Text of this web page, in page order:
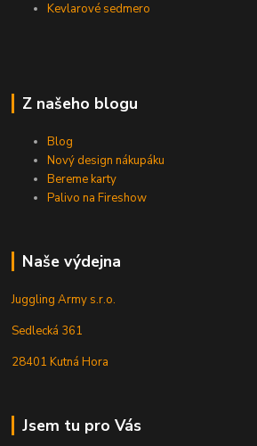
Kevlarové sedmero
Z našeho blogu
Blog
Nový design nákupáku
Bereme karty
Palivo na Fireshow
Naše výdejna
Juggling Army s.r.o.
Sedlecká 361
28401 Kutná Hora
Jsem tu pro Vás